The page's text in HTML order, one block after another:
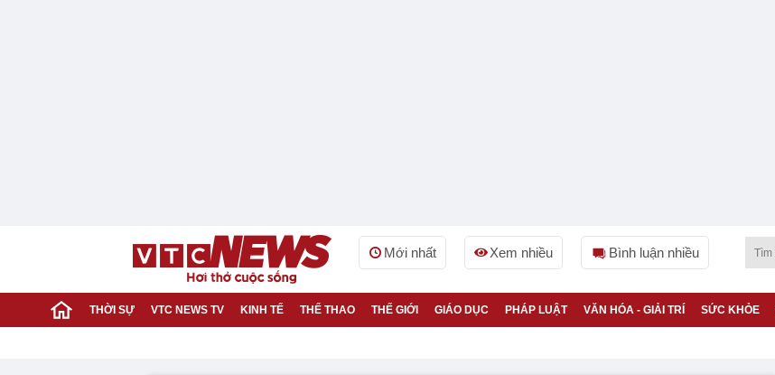
Mới nhất Xem nhiều Bình luận nhiều
THỜI SỰ VTC NEWS TV KINH TẾ THỂ THAO THẾ GIỚI GIÁO DỤC PHÁP LUẬT VĂN HÓA - GIẢI TRÍ SỨC KHỎE